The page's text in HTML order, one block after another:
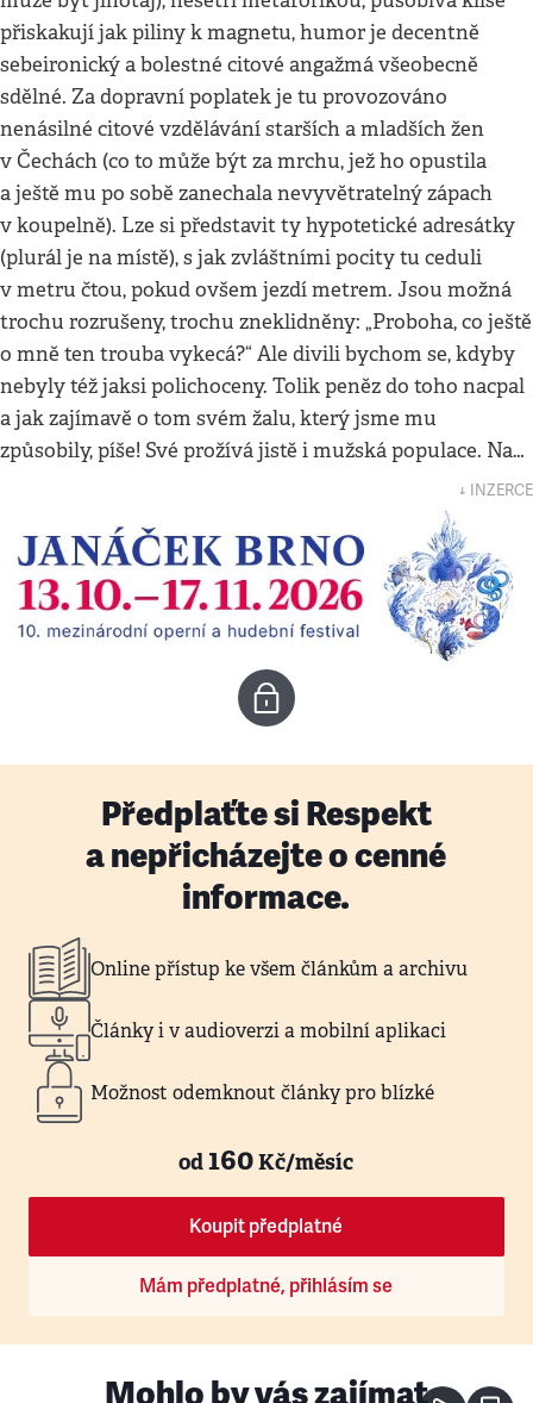
přiskakují jak piliny k magnetu, humor je decentně
sebeironický a bolestné citové angažmá všeobecně
sdělné. Za dopravní poplatek je tu provozováno
nenásilné citové vzdělávání starších a mladších žen
v Čechách (co to může být za mrchu, jež ho opustila
a ještě mu po sobě zanechala nevyvětratelný zápach
v koupelně). Lze si představit ty hypotetické adresátky
(plurál je na místě), s jak zvláštními pocity tu ceduli
v metru čtou, pokud ovšem jezdí metrem. Jsou možná
trochu rozrušeny, trochu zneklidněny: „Proboha, co ještě
o mně ten trouba vykecá?“ Ale divili bychom se, kdyby
nebyly též jaksi polichoceny. Tolik peněz do toho nacpal
a jak zajímavě o tom svém žalu, který jsme mu
způsobily, píše! Své prožívá jistě i mužská populace. Na…
↓ INZERCE
Předplaťte si Respekt
a nepřicházejte o cenné
informace.
Online přístup ke všem článkům a archivu
Články i v audioverzi a mobilní aplikaci
Možnost odemknout články pro blízké
od160Kč/měsíc
Koupit předplatné
Mám předplatné, přihlásím se
Mohlo by vás zajímat